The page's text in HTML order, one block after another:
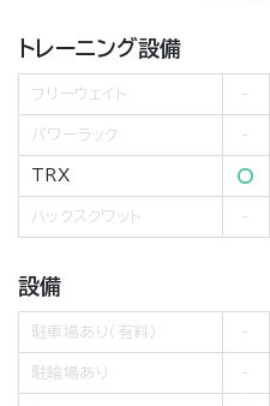
トレーニング設備
フリーウェイト
パワーラック
TRX
ハックスクワット
設備
駐車場あり（有料）
駐輪場あり